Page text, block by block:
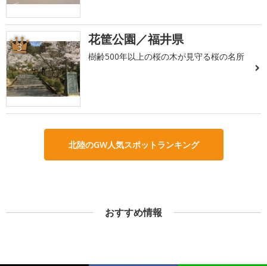
3 花筐公園／福井県
樹齢500年以上の桜の木が見守る桜の名所
北陸のGW人気スポットランキング
おすすめ情報